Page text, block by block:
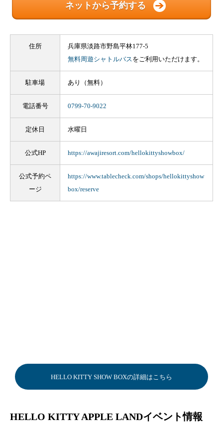
ネットから予約する
住所
兵庫県淡路市野島平林177-5
無料周遊シャトルバスをご利用いただけます。
駐車場 あり（無料）
電話番号 0799-70-9022
定休日 水曜日
公式HP https://awajiresort.com/hellokittyshowbox/
公式予約ペ
ージ
https://www.tablecheck.com/shops/hellokittyshow
box/reserve
HELLO KITTY SHOW BOXの詳細はこちら
HELLO KITTY APPLE LANDイベント情報